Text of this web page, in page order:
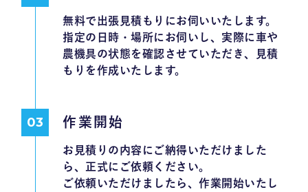
無料で出張見積もりにお伺いいたします。
指定の日時・場所にお伺いし、実際に車や
農機具の状態を確認させていただき、見積
もりを作成いたします。
作業開始
お見積りの内容にご納得いただけました
ら、正式にご依頼ください。
ご依頼いただけましたら、作業開始いたし